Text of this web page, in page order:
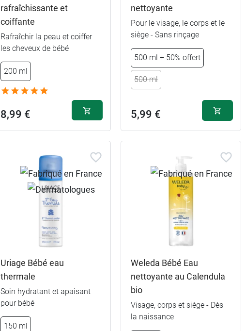
rafraîchissante et
coiffante
Rafraîchir la peau et coiffer
les cheveux de bébé
200 ml
8,99 €
nettoyante
Pour le visage, le corps et le
siège - Sans rinçage
500 ml + 50% offert
500 ml
5,99 €
500 ml + 50%
Uriage Bébé eau
thermale
Soin hydratant et apaisant
pour bébé
150 ml
Weleda Bébé Eau
nettoyante au Calendula
bio
Visage, corps et siège - Dès
la naissance